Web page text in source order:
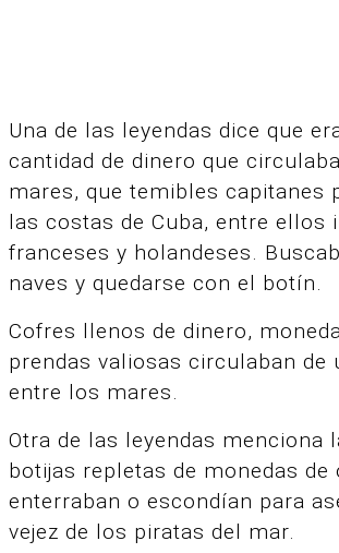
Una de las leyendas dice que
cantidad de dinero que
mares, que temibles capitanes
las costas de Cuba, entre ellos
franceses y holandeses.
naves y quedarse con el botín.
Cofres llenos de dinero,
prendas valiosas circulaban de
entre los mares.
Otra de las leyendas menciona
botijas repletas de monedas de
enterraban o escondían para
vejez de los piratas del mar.